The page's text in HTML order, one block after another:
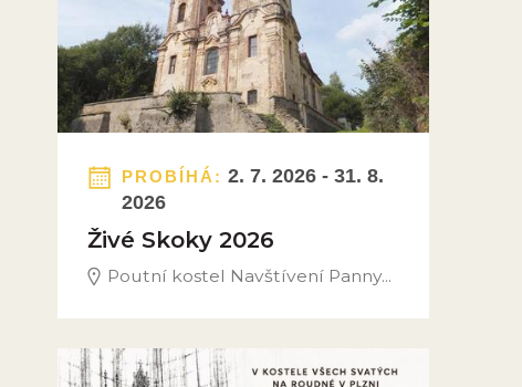
PROBÍHÁ: 2. 7. 2026 - 31. 8.
2026
Živé Skoky 2026
Poutní kostel Navštívení Panny...
Obrázek novinky